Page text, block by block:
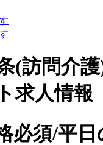
(訪問介
求人情報
必須/平